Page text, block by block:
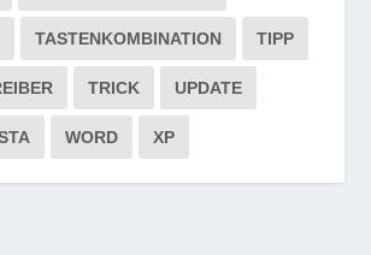
TASTENKOMBINATION TIPP
TRICK UPDATE
WORD XP